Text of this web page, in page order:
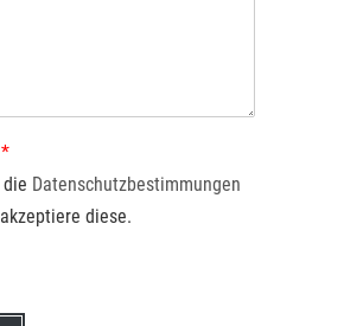
*
Datenschutzbestimmungen
diese.